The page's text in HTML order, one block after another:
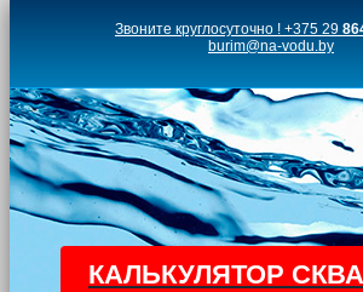
content
Звоните круглосуточно ! +375 29
burim@na-vodu.by
КАЛЬКУЛЯТОР